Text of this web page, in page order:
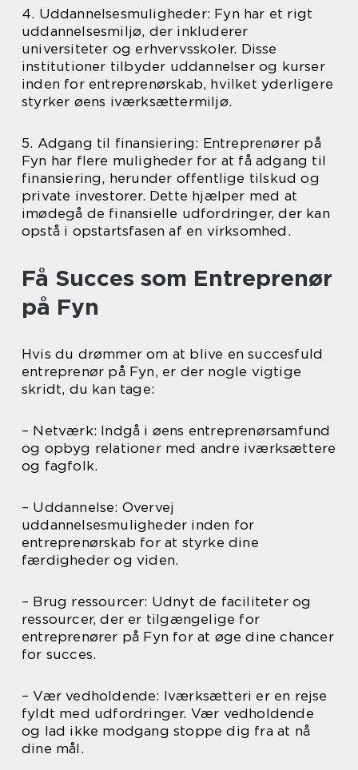
4. Uddannelsesmuligheder: Fyn har et rigt
uddannelsesmiljø, der inkluderer
universiteter og erhvervsskoler. Disse
institutioner tilbyder uddannelser og kurser
inden for entreprenørskab, hvilket yderligere
styrker øens iværksættermiljø.
5. Adgang til finansiering: Entreprenører på
Fyn har flere muligheder for at få adgang til
finansiering, herunder offentlige tilskud og
private investorer. Dette hjælper med at
imødegå de finansielle udfordringer, der kan
opstå i opstartsfasen af en virksomhed.
Få Succes som Entreprenør
på Fyn
Hvis du drømmer om at blive en succesfuld
entreprenør på Fyn, er der nogle vigtige
skridt, du kan tage:
– Netværk: Indgå i øens entreprenørsamfund
og opbyg relationer med andre iværksættere
og fagfolk.
– Uddannelse: Overvej
uddannelsesmuligheder inden for
entreprenørskab for at styrke dine
færdigheder og viden.
– Brug ressourcer: Udnyt de faciliteter og
ressourcer, der er tilgængelige for
entreprenører på Fyn for at øge dine chancer
for succes.
– Vær vedholdende: Iværksætteri er en rejse
fyldt med udfordringer. Vær vedholdende
og lad ikke modgang stoppe dig fra at nå
dine mål.